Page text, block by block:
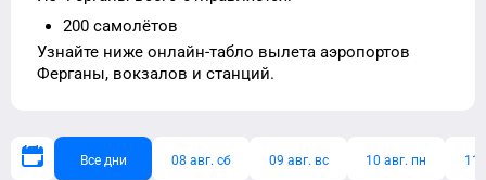
200 самолётов
Узнайте ниже онлайн-табло вылета аэропортов
Ферганы, вокзалов и станций.
Все дни 08 авг. сб 09 авг. вс 10 авг. пн 11